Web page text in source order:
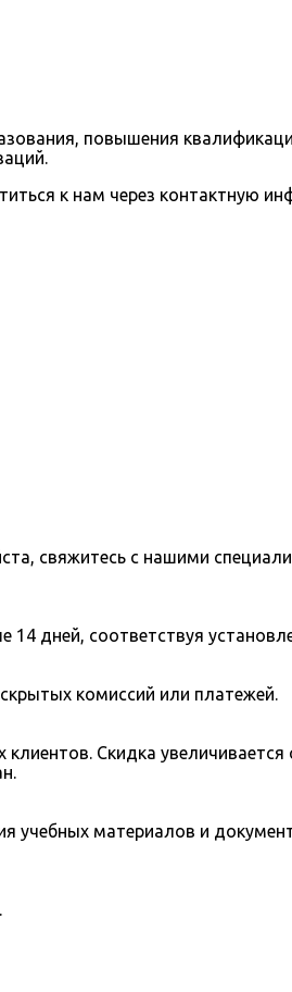
повышения
к нам через контактную
свяжитесь с нашими
дней, соответствуя
комиссий или платежей.
Скидка увеличивается
учебных материалов и